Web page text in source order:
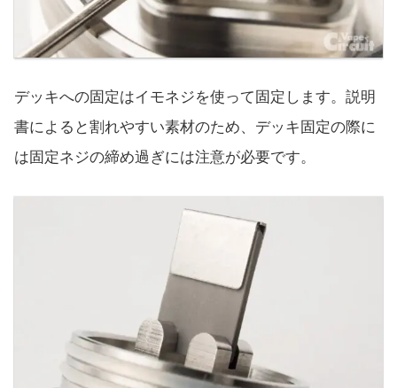
デッキへの固定はイモネジを使って固定します。説明
書によると割れやすい素材のため、デッキ固定の際に
は固定ネジの締め過ぎには注意が必要です。